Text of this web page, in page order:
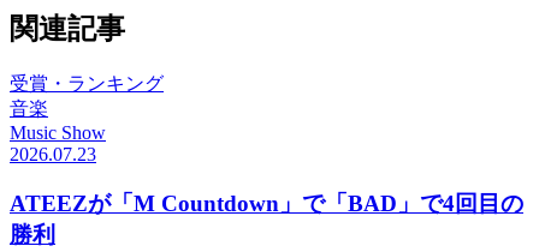
関連記事
受賞・ランキング
音楽
Music Show
2026.07.23
ATEEZが「M Countdown」で「BAD」で4回目の
勝利